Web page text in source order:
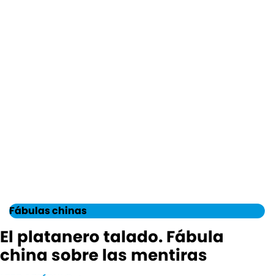
Fábulas chinas
El platanero talado. Fábula
china sobre las mentiras